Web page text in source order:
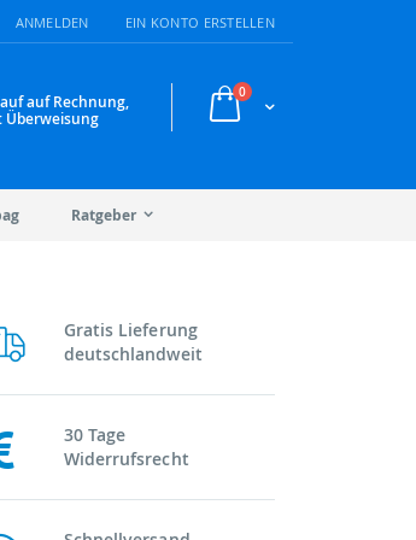
ANMELDEN EIN KONTO ERSTELLEN
Warenkorb
0Artikel
auf Rechnung,
Überweisung
Ratgeber
Gratis Lieferung
deutschlandweit
30 Tage
Widerrufsrecht